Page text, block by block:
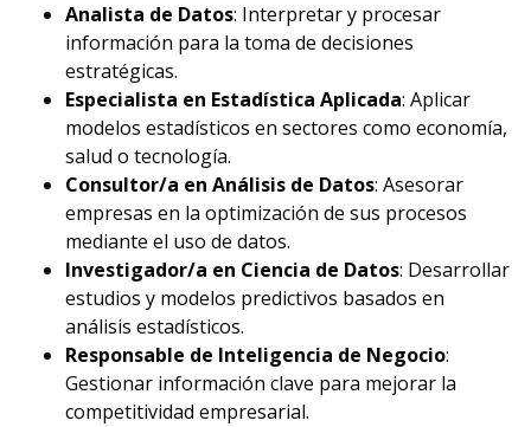
Analista de Datos: Interpretar y procesar
información para la toma de decisiones
estratégicas.
Especialista en Estadística Aplicada: Aplicar
modelos estadísticos en sectores como economía,
salud o tecnología.
Consultor/a en Análisis de Datos: Asesorar
empresas en la optimización de sus procesos
mediante el uso de datos.
Investigador/a en Ciencia de Datos: Desarrollar
estudios y modelos predictivos basados en
análisis estadísticos.
Responsable de Inteligencia de Negocio:
Gestionar información clave para mejorar la
competitividad empresarial.